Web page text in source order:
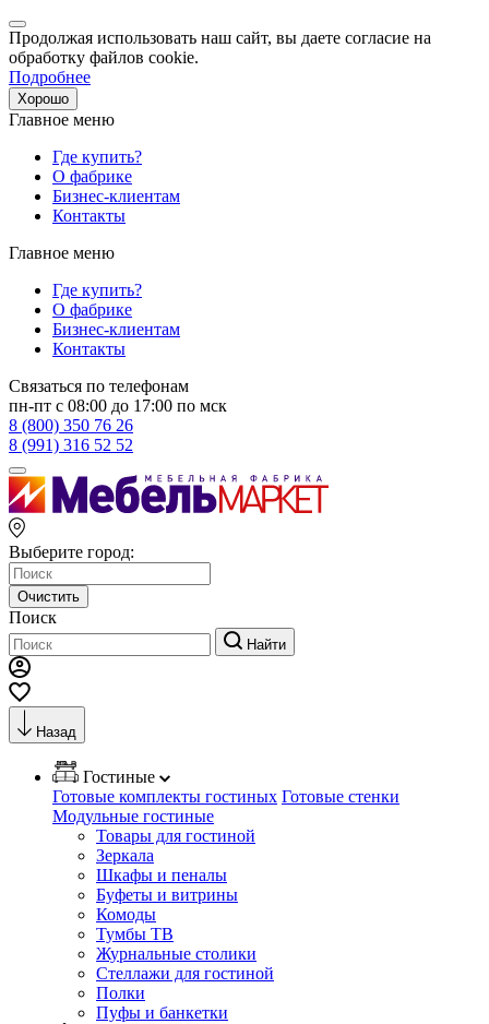
Продолжая использовать наш сайт, вы даете согласие на
обработку файлов cookie.
Подробнее
Хорошо
Главное меню
Где купить?
О фабрике
Бизнес-клиентам
Контакты
Главное меню
Где купить?
О фабрике
Бизнес-клиентам
Контакты
Связаться по телефонам
пн-пт с 08:00 до 17:00 по мск
8 (800) 350 76 26
8 (991) 316 52 52
Выберите город:
Очистить
Поиск
Найти
Назад
Гостиные
Готовые комплекты гостиных Готовые стенки
Модульные гостиные
Товары для гостиной
Зеркала
Шкафы и пеналы
Буфеты и витрины
Комоды
Тумбы ТВ
Журнальные столики
Стеллажи для гостиной
Полки
Пуфы и банкетки